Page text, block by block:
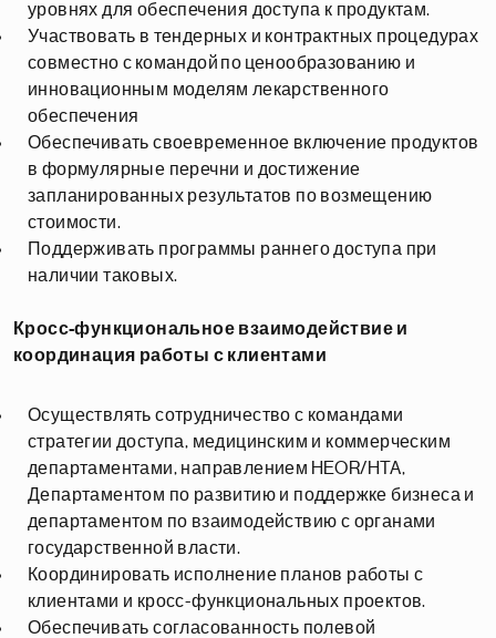
уровнях для обеспечения доступа к продуктам.
Участвовать в тендерных и контрактных процедурах
совместно с командой по ценообразованию и
инновационным моделям лекарственного
обеспечения
Обеспечивать своевременное включение продуктов
в формулярные перечни и достижение
запланированных результатов по возмещению
стоимости.
Поддерживать программы раннего доступа при
наличии таковых.
Кросс-функциональное взаимодействие и
координация работы с клиентами
Осуществлять сотрудничество с командами
стратегии доступа, медицинским и коммерческим
департаментами, направлением HEOR/HTA,
Департаментом по развитию и поддержке бизнеса и
департаментом по взаимодействию с органами
государственной власти.
Координировать исполнение планов работы с
клиентами и кросс-функциональных проектов.
Обеспечивать согласованность полевой